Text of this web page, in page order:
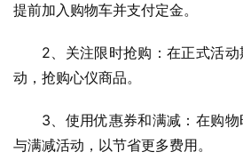
提前加入购物车并支付定金。
2、关注限时抢购：在正式活
动，抢购心仪商品。
3、使用优惠券和满减：在购
与满减活动，以节省更多费用。